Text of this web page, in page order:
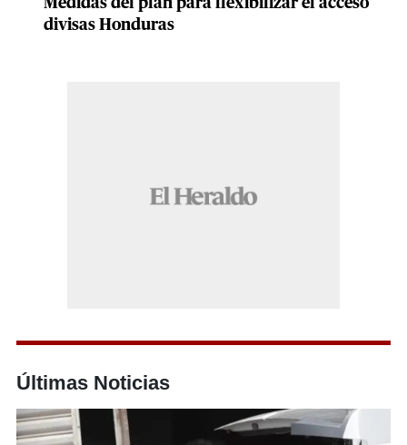
Medidas del plan para flexibilizar el acceso
divisas Honduras
Últimas Noticias